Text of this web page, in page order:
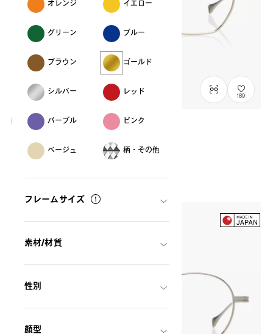
オレンジ イエロー
グリーン ブルー
ブラウン ゴールド
シルバー レッド
パープル ピンク
ベージュ 柄・その他
フレームサイズ
素材/材質
性別
顔型
189
LSA-123 C1 / Size: L
¥42,900